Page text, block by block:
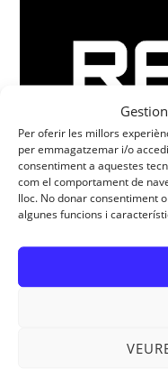
Per oferir les millors
per emmagatzemar i/o
consentiment a aquestes
com el comportament de
lloc. No donar consentiment
algunes funcions i